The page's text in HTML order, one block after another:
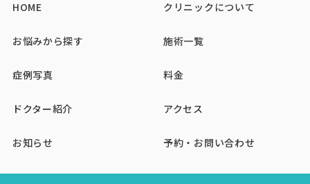
HOME クリニックについて
お悩みから探す 施術一覧
症例写真 料金
ドクター紹介 アクセス
お知らせ 予約・お問い合わせ